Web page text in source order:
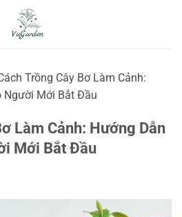
Trồng Cây Bơ Làm Cảnh:
Người Mới Bắt Đầu
Làm Cảnh: Hướng Dẫn
Mới Bắt Đầu